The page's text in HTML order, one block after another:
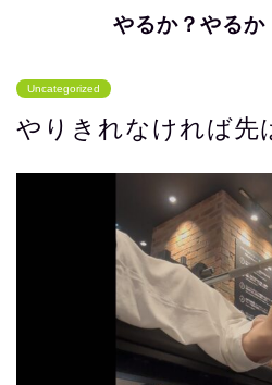
やるか？やる
Uncategorized
やりきれなければ先